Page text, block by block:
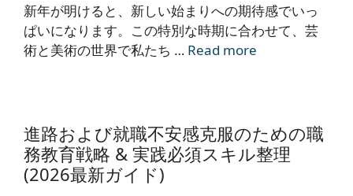
新年が明けると、新しい始まりへの期待感でいっ
ぱいになります。この特別な時期に合わせて、芸
術と美術の世界で私たち … Read more
進路および就職不安感克服のための職
務教育戦略 & 実践必須スキル整理
(2026最新ガイド)